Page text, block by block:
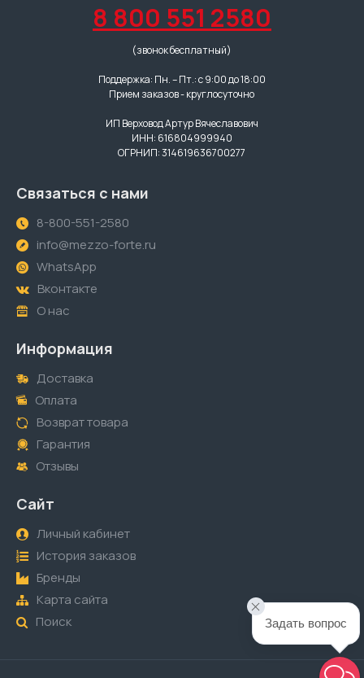
8 800 551 2580
(звонок бесплатный)
Поддержка: Пн. – Пт.: с 9:00 до 18:00
Прием заказов - круглосуточно
ИП Верховод Артур Вячеславович
ИНН: 616804999940
ОГРНИП: 314619636700277
Связаться с нами
8-800-551-2580
info@mezzo-forte.ru
WhatsApp
Вконтакте
О нас
Информация
Доставка
Оплата
Возврат товара
Гарантия
Отзывы
Сайт
Личный кабинет
История заказов
Бренды
Карта сайта
Поиск
Задать вопрос